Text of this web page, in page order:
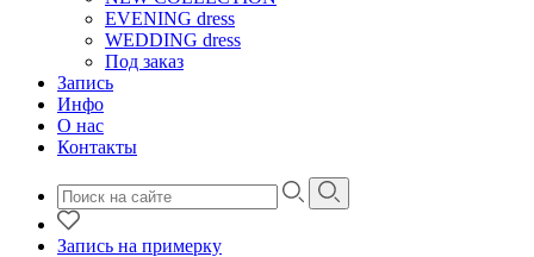
EVENING dress
WEDDING dress
Под заказ
Запись
Инфо
О нас
Контакты
Запись на примерку